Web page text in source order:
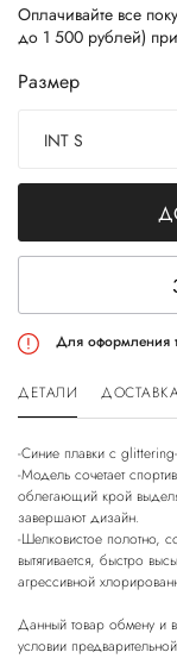
Оплачивайте все
до 1 500 рублей)
Размер
INT S
Для оформления
ДЕТАЛИ
-Синие плавки с
-Модель сочетает
облегающий крой
завершают дизайн.
-Шелковистое полотно,
вытягивается, быстро
агрессивной
Данный товар обмену и